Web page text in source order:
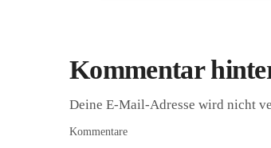
Kommentar
Deine E-Mail-Adresse wird nicht
Kommentare